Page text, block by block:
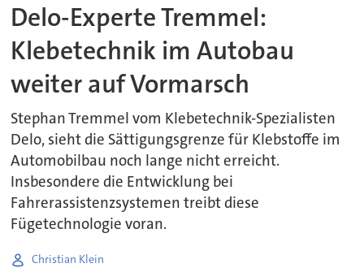
Delo-Experte Tremmel:
Klebetechnik im Autobau
weiter auf Vormarsch
Stephan Tremmel vom Klebetechnik-Spezialisten
Delo, sieht die Sättigungsgrenze für Klebstoffe im
Automobilbau noch lange nicht erreicht.
Insbesondere die Entwicklung bei
Fahrerassistenzsystemen treibt diese
Fügetechnologie voran.
Christian Klein